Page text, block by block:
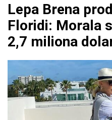
Lepa Brena
Floridi: Morala
2,7 miliona